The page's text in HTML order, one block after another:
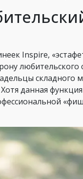
Inspire,
любительского
складного
данная